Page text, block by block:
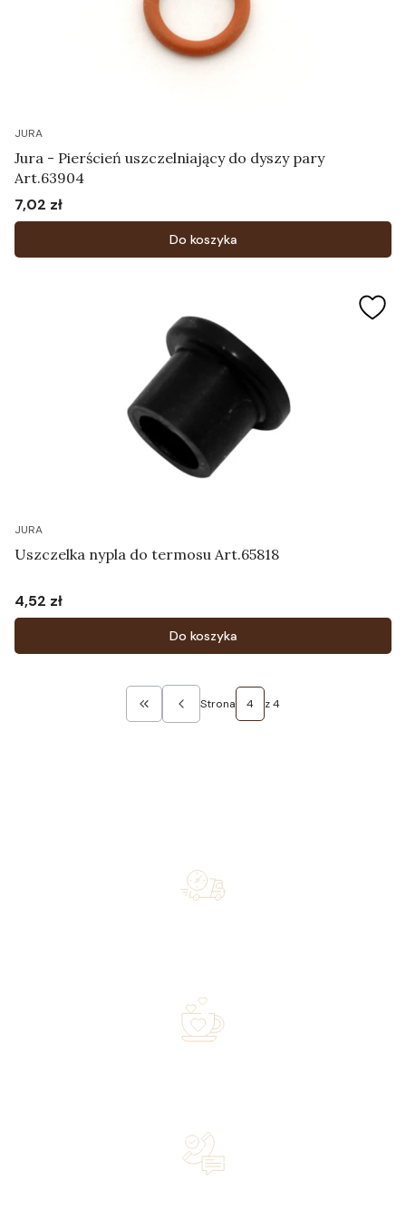
JURA
Jura - Pierścień uszczelniający do dyszy pary
Art.63904
Cena
7,02 zł
Do koszyka
JURA
Uszczelka nypla do termosu Art.65818
Cena
4,52 zł
Do koszyka
Wróć do pierwszej strony z produktami
Strona z 4